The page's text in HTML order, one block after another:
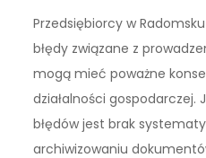
Przedsiębiorcy w
błędy związane z
mogą mieć poważne
działalności gospodarczej.
błędów jest brak
archiwizowaniu